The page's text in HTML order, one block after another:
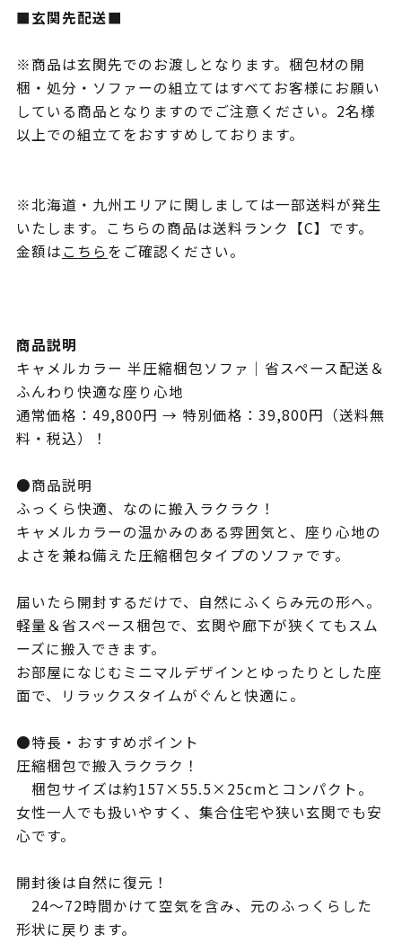
■玄関先配送■
※商品は玄関先でのお渡しとなります。梱包材の開
梱・処分・ソファーの組立てはすべてお客様にお願い
している商品となりますのでご注意ください。2名様
以上での組立てをおすすめしております。
※北海道・九州エリアに関しましては一部送料が発生
いたします。こちらの商品は送料ランク【C】です。
金額はこちらをご確認ください。
商品説明
キャメルカラー 半圧縮梱包ソファ｜省スペース配送＆
ふんわり快適な座り心地
通常価格：49,800円 → 特別価格：39,800円（送料無
料・税込）！
●商品説明
ふっくら快適、なのに搬入ラクラク！
キャメルカラーの温かみのある雰囲気と、座り心地の
よさを兼ね備えた圧縮梱包タイプのソファです。
届いたら開封するだけで、自然にふくらみ元の形へ。
軽量＆省スペース梱包で、玄関や廊下が狭くてもスム
ーズに搬入できます。
お部屋になじむミニマルデザインとゆったりとした座
面で、リラックスタイムがぐんと快適に。
●特長・おすすめポイント
圧縮梱包で搬入ラクラク！
梱包サイズは約157×55.5×25cmとコンパクト。
女性一人でも扱いやすく、集合住宅や狭い玄関でも安
心です。
開封後は自然に復元！
24〜72時間かけて空気を含み、元のふっくらした
形状に戻ります。